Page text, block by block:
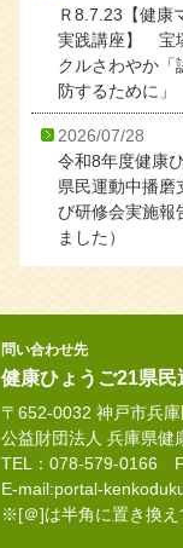
Ｒ8.7.23【健康
実践講座】 宝
クルさわやか「
防するために」
2026/07/28
令和8年度健康
県民運動中播磨
び研修会実施報
ました）
問い合わせ先
健康ひょうご21県民
〒652-0032 神戸市兵
公益財団法人 兵庫県健
TEL：078-579-0166
E-mail:portal-
※[＠]は半角に置き換え